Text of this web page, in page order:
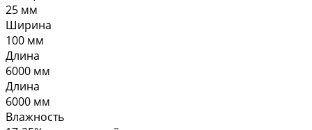
25 мм
Ширина
100 мм
Длина
6000 мм
Длина
6000 мм
Влажность